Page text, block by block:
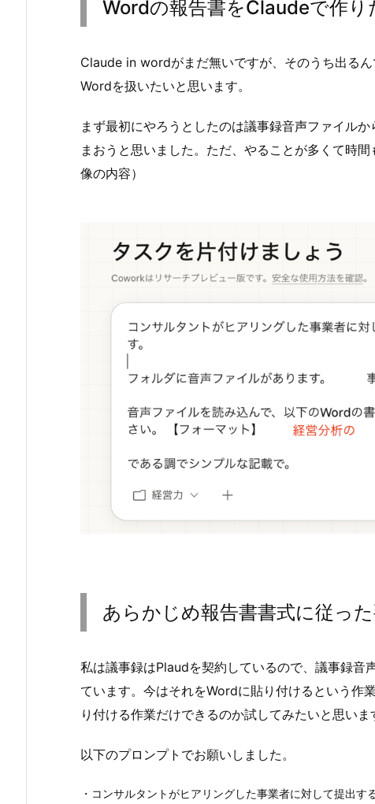
Wordの報告書をClaudeで作り
Claude in wordがまだ無いですが、そのうち出る
Wordを扱いたいと思います。
まず最初にやろうとしたのは議事録音声ファイル
まおうと思いました。ただ、やることが多くて時
像の内容）
あらかじめ報告書書式に従っ
私は議事録はPlaudを契約しているので、議事録音
ています。今はそれをWordに貼り付けるという作
り付ける作業だけできるのか試してみたいと思いま
以下のプロンプトでお願いしました。
・コンサルタントがヒアリングした事業者に対して提出す